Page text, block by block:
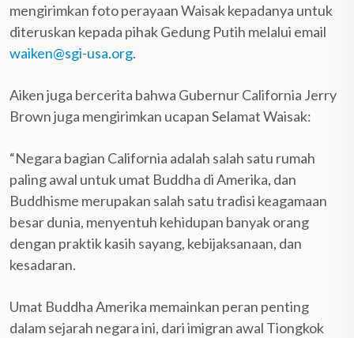
mengirimkan foto perayaan Waisak kepadanya untuk
diteruskan kepada pihak Gedung Putih melalui email
waiken@sgi-usa.org.
Aiken juga bercerita bahwa Gubernur California Jerry
Brown juga mengirimkan ucapan Selamat Waisak:
“Negara bagian California adalah salah satu rumah
paling awal untuk umat Buddha di Amerika, dan
Buddhisme merupakan salah satu tradisi keagamaan
besar dunia, menyentuh kehidupan banyak orang
dengan praktik kasih sayang, kebijaksanaan, dan
kesadaran.
Umat Buddha Amerika memainkan peran penting
dalam sejarah negara ini, dari imigran awal Tiongkok